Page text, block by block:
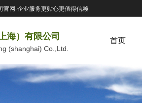
海）有限公司
(shanghai) Co.,Ltd.
官网-企业服务更贴心更值得信赖
首页